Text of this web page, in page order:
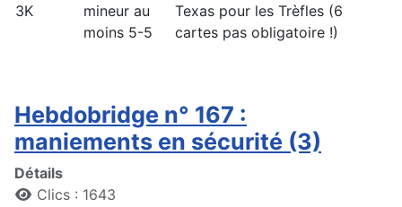
3K
mineur au
moins 5-5
Texas pour les Trèfles (6
cartes pas obligatoire !)
Hebdobridge n° 167 :
maniements en sécurité (3)
Détails
Clics : 1643